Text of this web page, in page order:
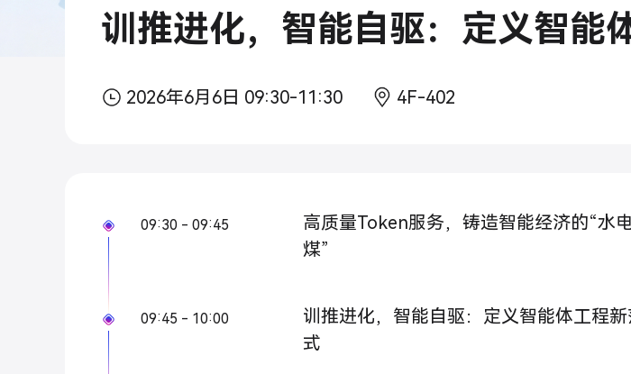
训推进化，智能自驱：定义智能
2026年6月6日 09:30-11:30 4F-402
09:30 - 09:45
高质量Token服务，铸造智能经济的“水
煤”
09:45 - 10:00
训推进化，智能自驱：定义智能体工程新
式